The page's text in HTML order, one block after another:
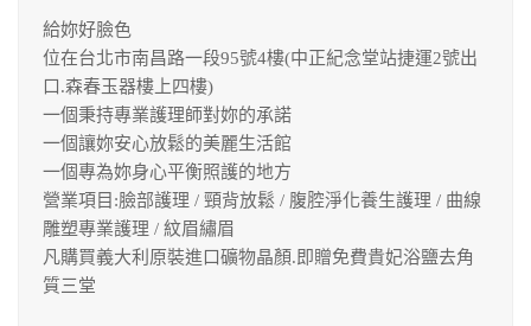
給妳好臉色
位在台北市南昌路一段95號4樓(中正紀念堂站捷運2號出
口.森春玉器樓上四樓)
一個秉持專業護理師對妳的承諾
一個讓妳安心放鬆的美麗生活館
一個專為妳身心平衡照護的地方
營業項目:臉部護理 / 頸背放鬆 / 腹腔淨化養生護理 / 曲線
雕塑專業護理 / 紋眉繡眉
凡購買義大利原裝進口礦物晶顏.即贈免費貴妃浴鹽去角
質三堂